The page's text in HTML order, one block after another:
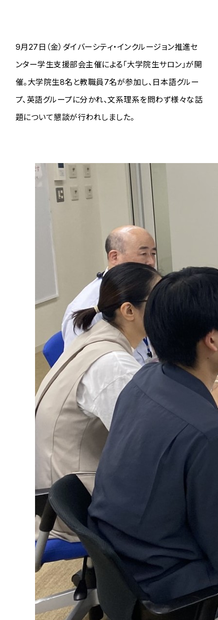
9月27日（金）ダイバーシティ・インクルージョン推進セ
ンター学生支援部会主催による「大学院生サロン」が開
催。大学院生8名と教職員7名が参加し、日本語グルー
プ、英語グループに分かれ、文系理系を問わず様々な話
題について懇談が行われしました。